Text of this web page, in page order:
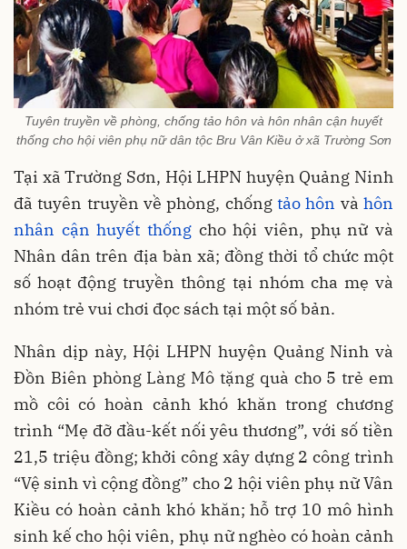
Tuyên truyền về phòng, chống tảo hôn và hôn nhân cận huyết
thống cho hội viên phụ nữ dân tộc Bru Vân Kiều ở xã Trường Sơn
Tại xã Trường Sơn, Hội LHPN huyện Quảng Ninh
đã tuyên truyền về phòng, chống tảo hôn vàhôn
nhân cận huyết thống cho hội viên, phụ nữ và
Nhân dân trên địa bàn xã; đồng thời tổ chức một
số hoạt động truyền thông tại nhóm cha mẹ và
nhóm trẻ vui chơi đọc sách tại một số bản.
Nhân dịp này, Hội LHPN huyện Quảng Ninh và
Đồn Biên phòng Làng Mô tặng quà cho 5 trẻ em
mồ côi có hoàn cảnh khó khăn trong chương
trình “Mẹ đỡ đầu-kết nối yêu thương”, với số tiền
21,5 triệu đồng; khởi công xây dựng 2 công trình
“Vệ sinh vì cộng đồng” cho 2 hội viên phụ nữ Vân
Kiều có hoàn cảnh khó khăn; hỗ trợ 10 mô hình
sinh kế cho hội viên, phụ nữ nghèo có hoàn cảnh